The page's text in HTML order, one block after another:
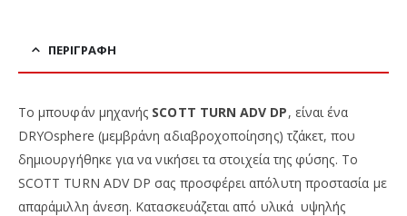
ΠΕΡΙΓΡΑΦΉ
Το μπουφάν μηχανής SCOTT TURN ADV DP, είναι ένα
DRYOsphere (μεμβράνη αδιαβροχοποίησης) τζάκετ, που
δημιουργήθηκε για να νικήσει τα στοιχεία της φύσης. Το
SCOTT TURN ADV DP σας προσφέρει απόλυτη προστασία με
απαράμιλλη άνεση. Κατασκευάζεται από υλικά υψηλής